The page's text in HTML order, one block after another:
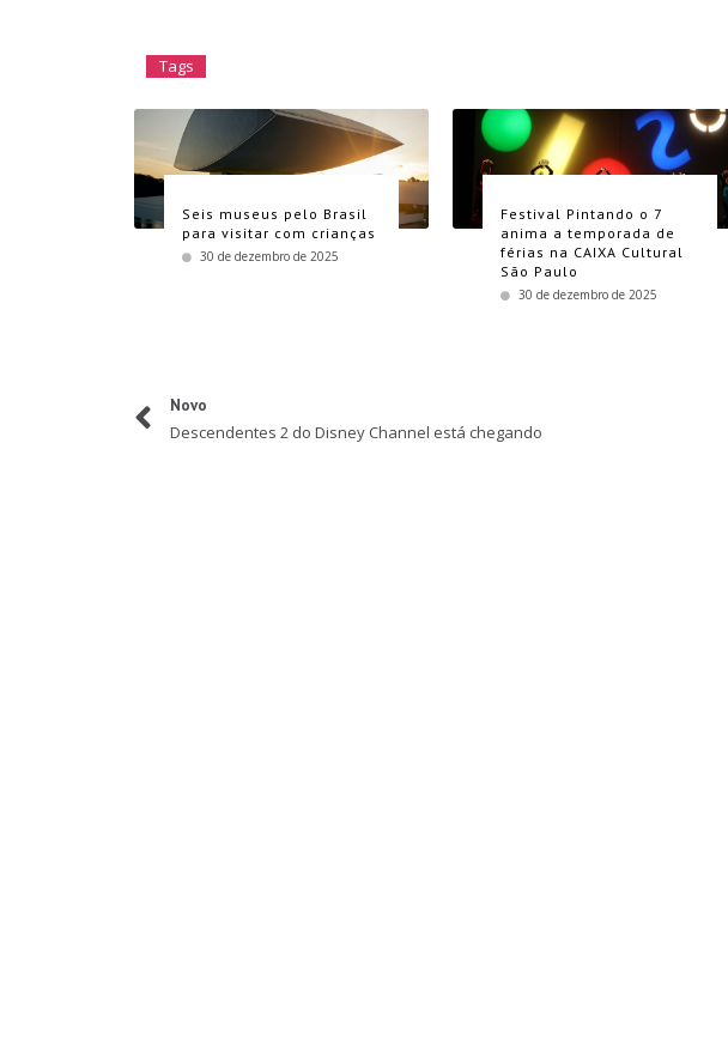
Tags
Seis museus pelo Brasil
para visitar com crianças
30 de dezembro de 2025
Festival Pintando o 7
anima a temporada de
férias na CAIXA Cultural
São Paulo
30 de dezembro de 2025
Novo
Descendentes 2 do Disney Channel está chegando